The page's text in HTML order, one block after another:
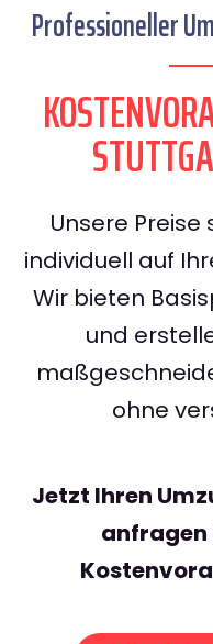
Professioneller
Unsere
individuell auf
Wir bieten
und
ohne
Jetzt Ihren
anfragen